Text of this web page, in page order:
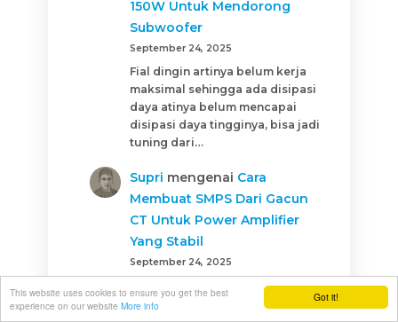
Got it!
This website uses cookies to ensure you get the best
experience on our website More info
150W Untuk Mendorong
Subwoofer
September 24, 2025
Fial dingin artinya belum kerja
maksimal sehingga ada disipasi
daya atinya belum mencapai
disipasi daya tingginya, bisa jadi
tuning dari…
Supri mengenai Cara
Membuat SMPS Dari Gacun
CT Untuk Power Amplifier
Yang Stabil
September 24, 2025
tergantung primernya dimulai
dari lilitan mana